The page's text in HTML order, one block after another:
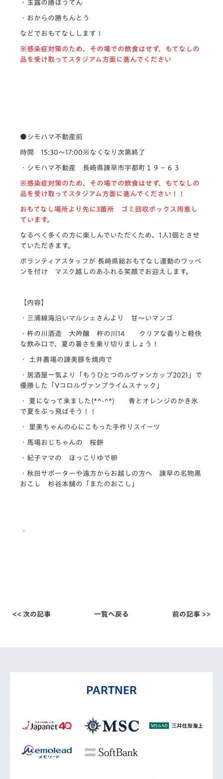
・玉露の勝ほうてん
・おからの勝ちんとう
などでおもてなしします！
※感染症対策のため、その場での飲食はせず、もてなしの
品を受け取ってスタジアム方面に進んでください
●シモハマ不動産前
時間 15:30～17:00※なくなり次第終了
・シモハマ不動産 長崎県諫早市宇都町１９−６３
※感染症対策のため、その場での飲食はせず、
もてなしの
品を受け取ってスタジアム方面に進んでください！！
おもてなし場所より先に 3箇所 ゴミ回収ボックス用意し
ています。
なるべく多くの方に楽しんでいただくため、1人1個とさせ
ていただきます。
ボランティアスタッフが 長崎県総おもてなし運動のワッペ
ンを付け マスク越しのあふれる笑顔でお迎えします。
【内容】
・三浦線海沿いマルシェさんより 甘～いマンゴ
・杵の川酒造 大吟醸 杵の川14 クリアな香りと軽快
な飲み口で、夏の暑さを乗り切りましょう！
・ 土井農場の諌美豚を焼肉で
・居酒屋一気より「もうひとつのルヴァンカップ2021」で
優勝した「Vコロルヴァンプライムスナック」
・ 夏になって来ました(*^-^*) 青とオレンジのかき氷
で夏をぶっ飛ばそう！！
・ 里美ちゃんの心にこもった手作りスイーツ
・馬場おじちゃんの 桜餅
・紀子ママの ほっこりゆで卵
・秋田サポーターや遠方からお越しの方へ 諫早の名物黒
おこし 杉谷本舗の「またのおこし」
<< 次の記事 一覧へ戻る 前の記事 >>
PARTNER